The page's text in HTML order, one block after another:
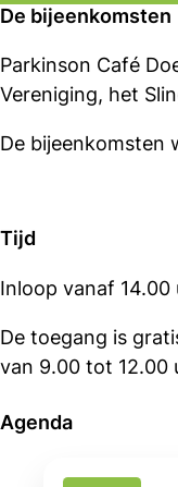
De bijeenkomsten
Parkinson Café
Vereniging, het
De bijeenkomsten
Tijd
Inloop vanaf 14.00
De toegang is
van 9.00 tot 12.00
Agenda